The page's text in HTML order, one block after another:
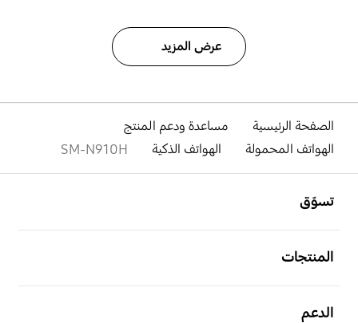
عرض المزيد
الصفحة الرئيسية
مساعدة ودعم المنتج
الهواتف المحمولة
الهواتف الذكية SM-N910H
تسوّق
المنتجات
الدعم